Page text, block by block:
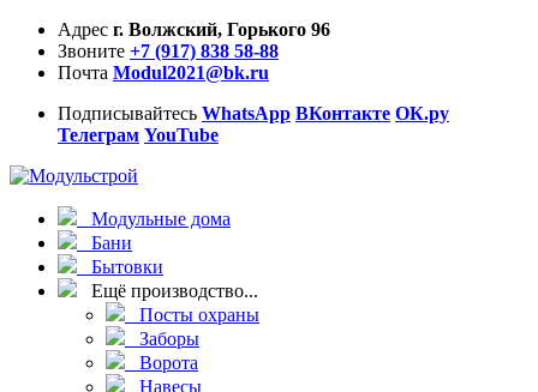
Адрес г. Волжский, Горького 96
Звоните +7 (917) 838 58-88
Почта Modul2021@bk.ru
Подписывайтесь WhatsApp ВКонтакте ОК.ру
Телеграм YouTube
Модульные дома
Бани
Бытовки
Ещё производство...
Посты охраны
Заборы
Ворота
Навесы